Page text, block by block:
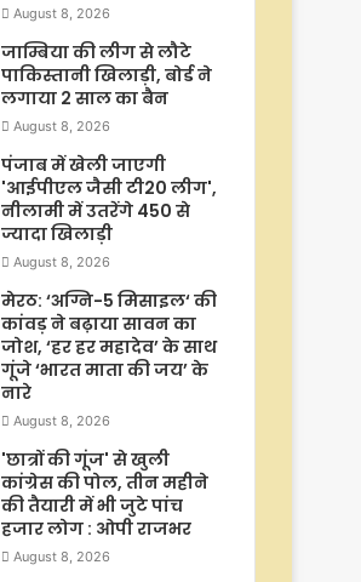
August 8, 2026
जाम्बिया की लीग से लौटे
पाकिस्तानी खिलाड़ी, बोर्ड ने
लगाया 2 साल का बैन
August 8, 2026
पंजाब में खेली जाएगी
'आईपीएल जैसी टी20 लीग',
नीलामी में उतरेंगे 450 से
ज्यादा खिलाड़ी
August 8, 2026
मेरठ: ‘अग्नि-5 मिसाइल‘ की
कांवड़ ने बढ़ाया सावन का
जोश, ‘हर हर महादेव’ के साथ
गूंजे ‘भारत माता की जय’ के
नारे
August 8, 2026
'छात्रों की गूंज' से खुली
कांग्रेस की पोल, तीन महीने
की तैयारी में भी जुटे पांच
हजार लोग : ओपी राजभर
August 8, 2026